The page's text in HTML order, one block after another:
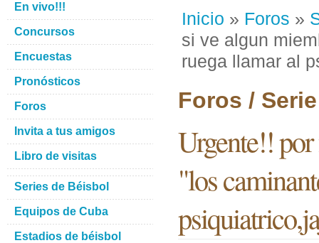
Inicio » Foros »
si ve algun
ruega llamar al
Foros /
Urgente!!
"los
En vivo!!!
Concursos
Encuestas
Pronósticos
Foros
Invita a tus amigos
Libro de visitas
Series de Béisbol
Equipos de Cuba
Estadios de béisbol